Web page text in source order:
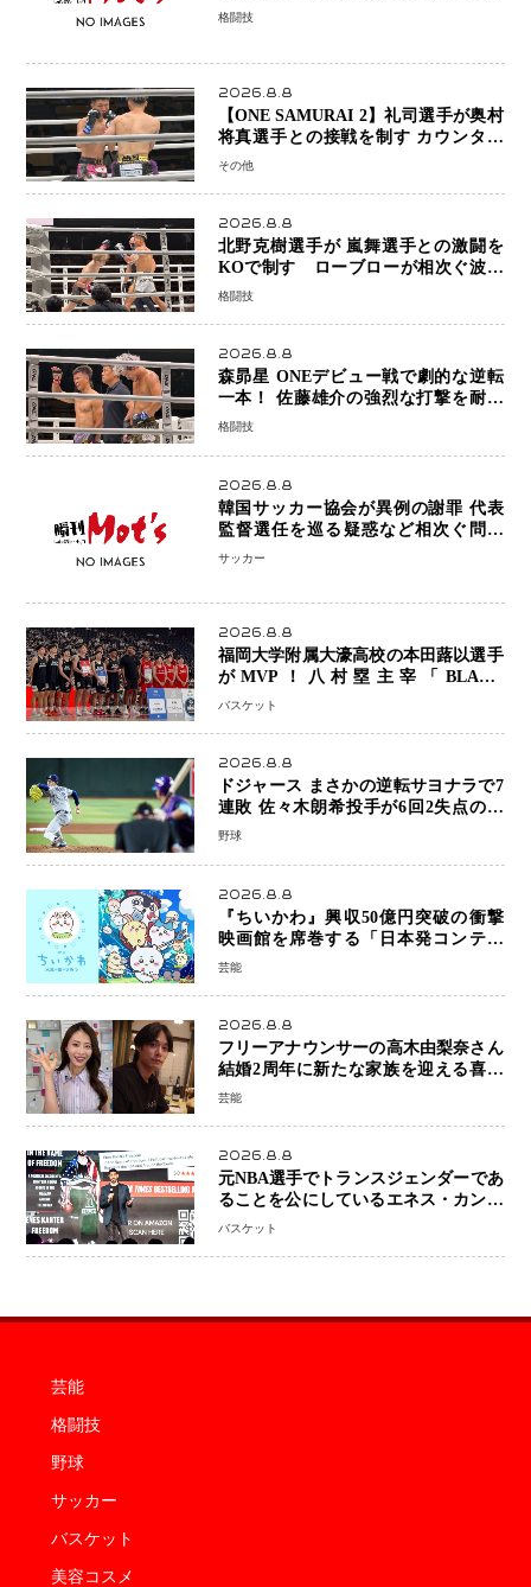
権を握り判定勝利
格闘技
2026.8.8
【ONE SAMURAI 2】礼司選手が奥村
将真選手との接戦を制す カウンター
と正確な打撃で判定勝利
その他
2026.8.8
北野克樹選手が 嵐舞選手との激闘を
KOで制す ローブローが相次ぐ波乱
の展開…涙の勝利「生まれてくる娘の
格闘技
2026.8.8
森昴星 ONEデビュー戦で劇的な逆転
一本！ 佐藤雄介の強烈な打撃を耐え
抜き、リアネイキッドチョークで勝利
格闘技
2026.8.8
韓国サッカー協会が異例の謝罪 代表
監督選任を巡る疑惑など相次ぐ問題
「組織の刷新」誓う
サッカー
2026.8.8
福岡大学附属大濠高校の本田蕗以選手
がMVP！八村塁主宰「BLACK
SAMURAI SUMMIT 2026」で存在
バスケット
2026.8.8
ドジャース まさかの逆転サヨナラで7
連敗 佐々木朗希投手が6回2失点の力
投も勝利届かず、大谷翔平は好機で悔
野球
2026.8.8
『ちいかわ』興収50億円突破の衝撃
映画館を席巻する「日本発コンテン
ツ」の強さ スパイダーマン、モアナ
芸能
2026.8.8
フリーアナウンサーの高木由梨奈さん
結婚2周年に新たな家族を迎える喜び
を報告 夫・岸田タツヤさんと連名
芸能
2026.8.8
元NBA選手でトランスジェンダーであ
ることを公にしているエネス・カンタ
ーがWNBAドラフト参戦を表明「参加
の背景に女子スポーツを巡る議論
バスケット
芸能
格闘技
野球
サッカー
バスケット
美容コスメ